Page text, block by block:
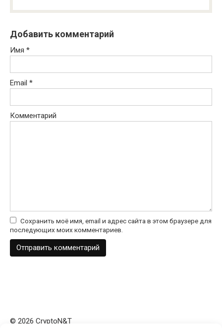
Добавить комментарий
Имя *
Email *
Комментарий
Сохранить моё имя, email и адрес сайта в этом браузере для
последующих моих комментариев.
© 2026 CryptoN&T